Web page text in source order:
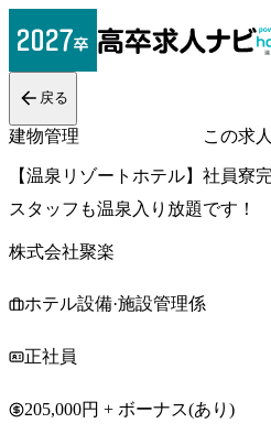
戻る
建物管理 この求
【温泉リゾートホテル】社員寮
スタッフも温泉入り放題です！
株式会社聚楽
ホテル設備·施設管理係
正社員
205,000円 + ボーナス(あり)